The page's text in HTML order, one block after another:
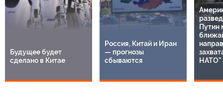
Будущее будет
сделано в Китае
Россия, Китай и Иран
— прогнозы
сбываются
Путин
НАТО"